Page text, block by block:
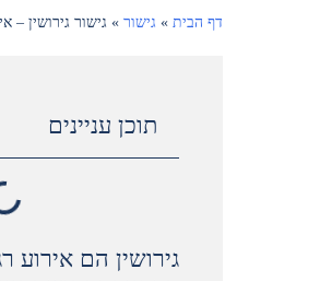
דף הבית » גישור » גישור גירושין
תוכן עניינים
גירושין הם